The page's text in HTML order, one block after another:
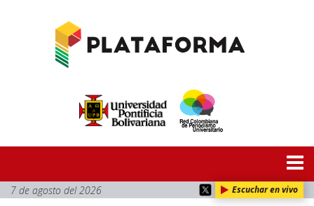
7 de agosto del 2026 Escuchar en vivo